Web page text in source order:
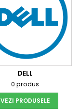
DELL
0 produs
VEZI PRODUSELE